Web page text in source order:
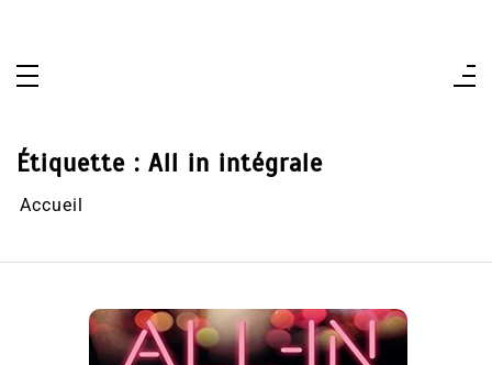
Étiquette : All in intégrale
Accueil